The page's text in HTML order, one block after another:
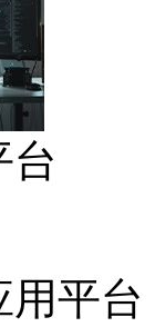
台
用平台